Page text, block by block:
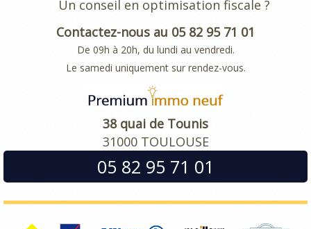
Un conseil en optimisation fiscale ?
Contactez-nous au 05 82 95 71 01
De 09h à 20h, du lundi au vendredi.
Le samedi uniquement sur rendez-vous.
38 quai de Tounis
31000 TOULOUSE
05 82 95 71 01